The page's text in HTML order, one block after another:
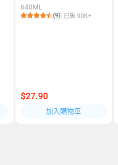
640ML
(9) 已售 90K+
$27.90
加入購物車